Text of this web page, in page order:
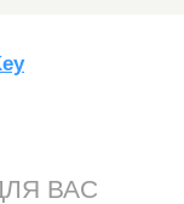
ВАС